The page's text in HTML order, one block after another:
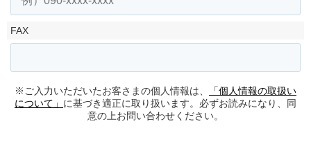
FAX
※ご入力いただいたお客さまの個人情報は、
「個人情報の取扱い
について」 に基づき適正に取り扱います。必ずお読みになり、同
意の上お問い合わせください。